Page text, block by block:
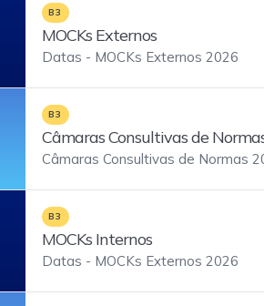
B3
MOCKs Externos
Datas - MOCKs Externos 2026
B3
Câmaras Consultivas de
Câmaras Consultivas de Normas
B3
MOCKs Internos
Datas - MOCKs Externos 2026